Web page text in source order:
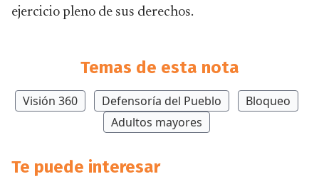
ejercicio pleno de sus derechos.
Temas de esta nota
Visión 360 Defensoría del Pueblo
Bloqueo
Adultos mayores
Te puede interesar